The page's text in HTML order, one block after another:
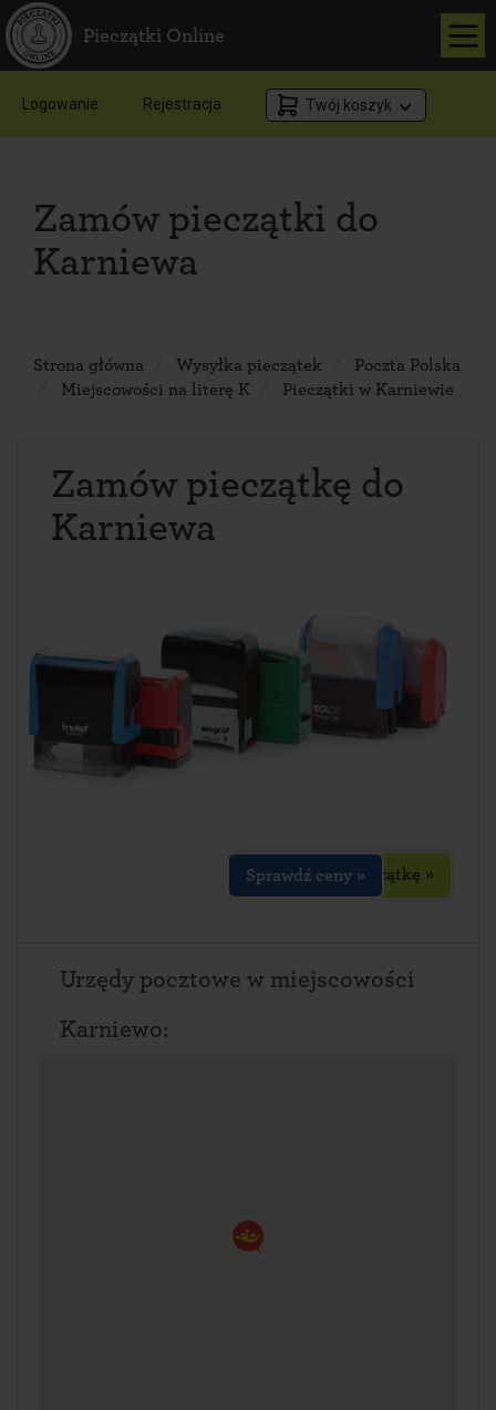
Pieczątki Online
Logowanie Rejestracja Twój koszyk
Zamów pieczątki do
Karniewa
Strona główna Wysyłka pieczątek
Poczta Polska
Miejscowości na literę K
Pieczątki w Karniewie
Zamów pieczątkę do
Karniewa
Zaprojektuj pieczątkę »
Sprawdź ceny »
Urzędy pocztowe w miejscowości
Karniewo: